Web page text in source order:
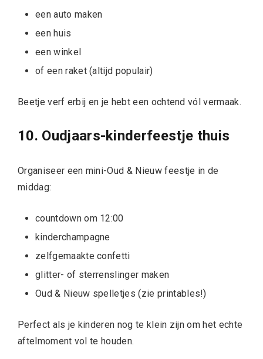
een auto maken
een huis
een winkel
of een raket (altijd populair)
Beetje verf erbij en je hebt een ochtend vól vermaak.
10. Oudjaars-kinderfeestje thuis
Organiseer een mini-Oud & Nieuw feestje in de
middag:
countdown om 12:00
kinderchampagne
zelfgemaakte confetti
glitter- of sterrenslinger maken
Oud & Nieuw spelletjes (zie printables!)
Perfect als je kinderen nog te klein zijn om het echte
aftelmoment vol te houden.